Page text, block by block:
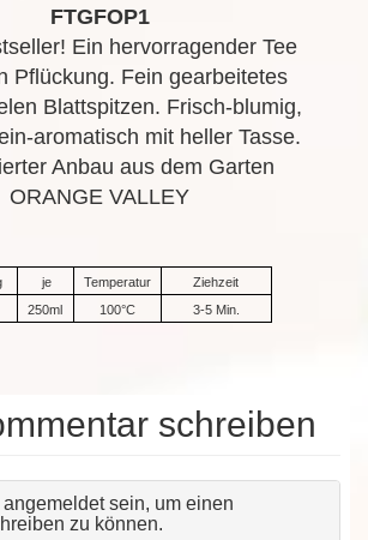
FTGFOP1
Ein hervorragender Tee
Pflückung. Fein gearbeitetes
Blattspitzen. Frisch-blumig,
aromatisch mit heller Tasse.
Anbau aus dem Garten
ORANGE VALLEY
je Temperatur
Ziehzeit
250ml 100°C 3-5 Min.
schreiben
sein, um einen
zu können.